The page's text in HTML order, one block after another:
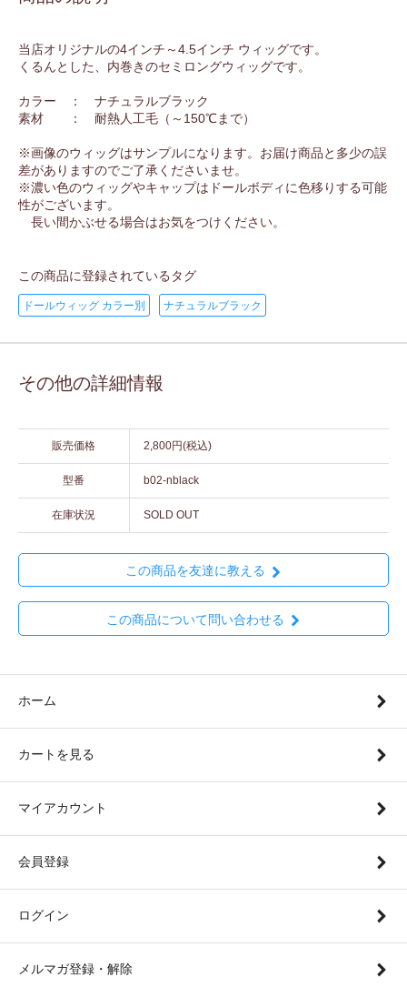
当店オリジナルの4インチ～4.5インチ ウィッグです。
くるんとした、内巻きのセミロングウィッグです。
カラー ： ナチュラルブラック
素材 ： 耐熱人工毛（～150℃まで）
※画像のウィッグはサンプルになります。お届け商品と多少の誤
差がありますのでご了承くださいませ。
※濃い色のウィッグやキャップはドールボディに色移りする可能
性がございます。
長い間かぶせる場合はお気をつけください。
この商品に登録されているタグ
ドールウィッグ カラー別 ナチュラルブラック
その他の詳細情報
販売価格 2,800円(税込)
型番 b02-nblack
在庫状況 SOLD OUT
この商品を友達に教える
この商品について問い合わせる
ホーム
カートを見る
マイアカウント
会員登録
ログイン
メルマガ登録・解除